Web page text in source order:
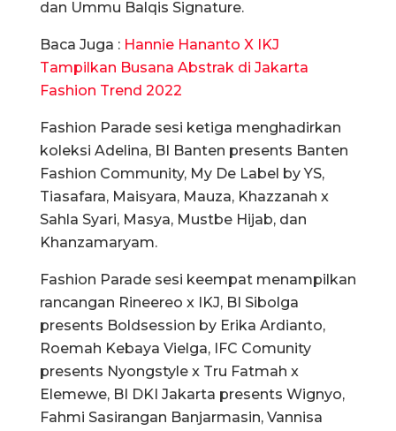
dan Ummu Balqis Signature.
Baca Juga : Hannie Hananto X IKJ
Tampilkan Busana Abstrak di Jakarta
Fashion Trend 2022
Fashion Parade sesi ketiga menghadirkan
koleksi Adelina, BI Banten presents Banten
Fashion Community, My De Label by YS,
Tiasafara, Maisyara, Mauza, Khazzanah x
Sahla Syari, Masya, Mustbe Hijab, dan
Khanzamaryam.
Fashion Parade sesi keempat menampilkan
rancangan Rineereo x IKJ, BI Sibolga
presents Boldsession by Erika Ardianto,
Roemah Kebaya Vielga, IFC Comunity
presents Nyongstyle x Tru Fatmah x
Elemewe, BI DKI Jakarta presents Wignyo,
Fahmi Sasirangan Banjarmasin, Vannisa